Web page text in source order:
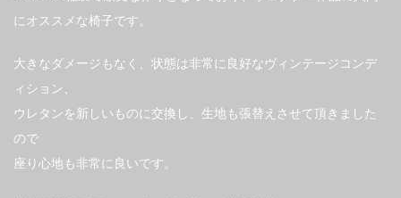
にオススメな椅子です。
大きなダメージもなく、状態は非常に良好なヴィンテージコンデ
ィション、
ウレタンを新しいものに交換し、生地も張替えさせて頂きました
ので
座り心地も非常に良いです。